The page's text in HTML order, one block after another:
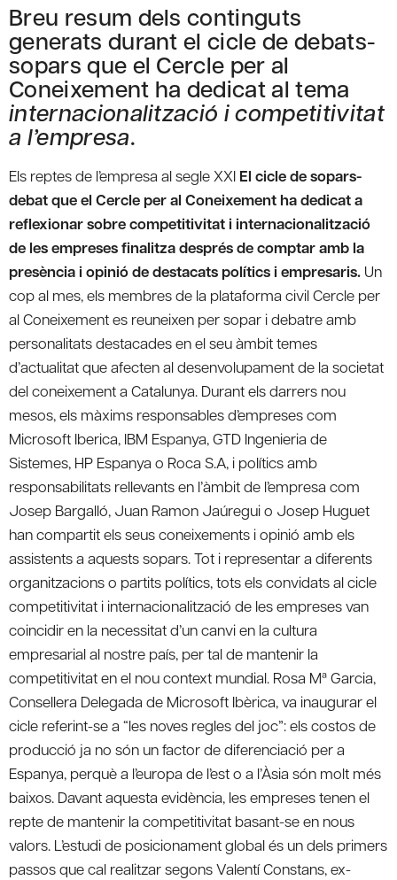
Breu resum dels continguts
generats durant el cicle de debats-
sopars que el Cercle per al
Coneixement ha dedicat al tema
internacionalització i competitivitat
a l’empresa.
Els reptes de l’empresa al segle XXI El cicle de sopars-
debat que el Cercle per al Coneixement ha dedicat a
reflexionar sobre competitivitat i internacionalització
de les empreses finalitza després de comptar amb la
presència i opinió de destacats polítics i empresaris. Un
cop al mes, els membres de la plataforma civil Cercle per
al Coneixement es reuneixen per sopar i debatre amb
personalitats destacades en el seu àmbit temes
d’actualitat que afecten al desenvolupament de la societat
del coneixement a Catalunya. Durant els darrers nou
mesos, els màxims responsables d’empreses com
Microsoft Iberica, IBM Espanya, GTD Ingenieria de
Sistemes, HP Espanya o Roca S.A, i polítics amb
responsabilitats rellevants en l’àmbit de l’empresa com
Josep Bargalló, Juan Ramon Jaúregui o Josep Huguet
han compartit els seus coneixements i opinió amb els
assistents a aquests sopars. Tot i representar a diferents
organitzacions o partits polítics, tots els convidats al cicle
competitivitat i internacionalització de les empreses van
coincidir en la necessitat d’un canvi en la cultura
empresarial al nostre país, per tal de mantenir la
competitivitat en el nou context mundial. Rosa Mª Garcia,
Consellera Delegada de Microsoft Ibèrica, va inaugurar el
cicle referint-se a “les noves regles del joc”: els costos de
producció ja no són un factor de diferenciació per a
Espanya, perquè a l’europa de l’est o a l’Àsia són molt més
baixos. Davant aquesta evidència, les empreses tenen el
repte de mantenir la competitivitat basant-se en nous
valors. L’estudi de posicionament global és un dels primers
passos que cal realitzar segons Valentí Constans, ex-